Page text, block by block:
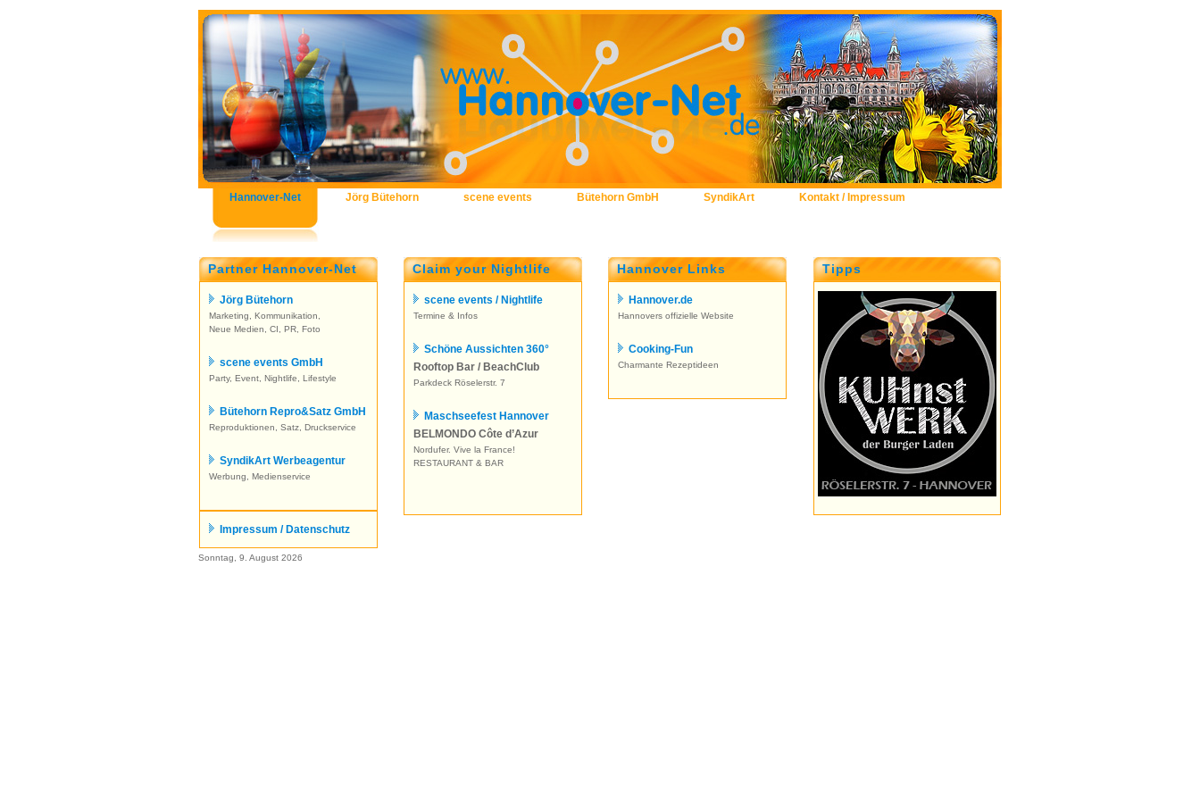
Hannover-Net Jörg Bütehorn scene events Bütehorn GmbH SyndikArt Kontakt / Impressum
Partner Hannover-Net
Jörg Bütehorn
Marketing, Kommunikation,
Neue Medien, CI, PR, Foto
scene events GmbH
Party, Event, Nightlife, Lifestyle
Bütehorn Repro&Satz GmbH
Reproduktionen, Satz, Druckservice
SyndikArt Werbeagentur
Werbung, Medienservice
Impressum / Datenschutz
Claim your Nightlife
scene events / Nightlife
Termine & Infos
Schöne Aussichten 360°
Rooftop Bar / BeachClub
Parkdeck Röselerstr. 7
Maschseefest Hannover
BELMONDO Côte d’Azur
Nordufer. Vive la France!
RESTAURANT & BAR
Hannover Links
Hannover.de
Hannovers offizielle Website
Cooking-Fun
Charmante Rezeptideen
Tipps
Sonntag, 9. August 2026